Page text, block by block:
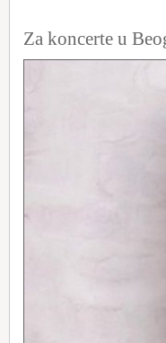
Za koncerte u